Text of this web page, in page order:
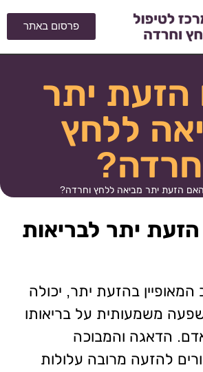
פרסום באתר
יתר
ללחץ
האם הזעת יתר מביאה ללחץ וחרדה?
יתר לבריאות
בהזעת יתר, יכולה
משמעותית על בריאותו
הדאגה והמבוכה
להזעה מרובה עלולות